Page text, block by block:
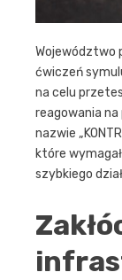
Województwo
ćwiczeń
na celu
reagowania
nazwie
które
szybkiego